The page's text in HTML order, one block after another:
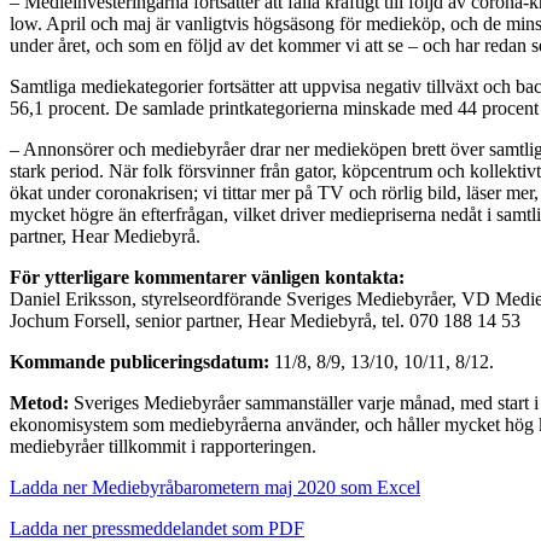
low. April och maj är vanligtvis högsäsong för medieköp, och de
under året, och som en följd av det kommer vi att se – och har redan
Samtliga mediekategorier fortsätter att uppvisa negativ tillväxt och
56,1 procent. De samlade printkategorierna minskade med 44
– Annonsörer och mediebyråer drar ner medieköpen brett över
stark period. När folk försvinner från gator, köpcentrum och
ökat under coronakrisen; vi tittar mer på TV och rörlig bild, läser
mycket högre än efterfrågan, vilket driver mediepriserna nedåt i
partner, Hear Mediebyrå.
För ytterligare kommentarer vänligen kontakta:
Daniel Eriksson, styrelseordförande Sveriges Mediebyråer, VD
Jochum Forsell, senior partner, Hear Mediebyrå, tel. 070 188 14 53
Kommande publiceringsdatum: 11/8, 8/9, 13/10, 10/11, 8/12.
Metod: Sveriges Mediebyråer sammanställer varje månad, med
ekonomisystem som mediebyråerna använder, och håller mycket
mediebyråer tillkommit i rapporteringen.
Ladda ner Mediebyråbarometern maj 2020 som Excel
Ladda ner pressmeddelandet som PDF